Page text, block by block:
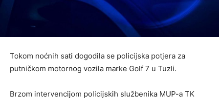
Tokom noćnih sati dogodila se policijska potjera za
putničkom motornog vozila marke Golf 7 u Tuzli.
Brzom intervencijom policijskih službenika MUP-a TK